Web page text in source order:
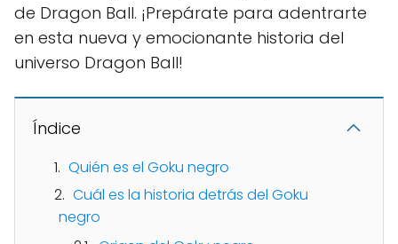
de Dragon Ball. ¡Prepárate para adentrarte
en esta nueva y emocionante historia del
universo Dragon Ball!
Índice
Quién es el Goku negro
Cuál es la historia detrás del Goku
negro